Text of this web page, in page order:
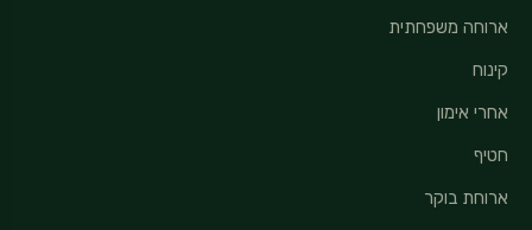
ארוחה משפחתית
קינוח
אחרי אימון
חטיף
ארוחת בוקר